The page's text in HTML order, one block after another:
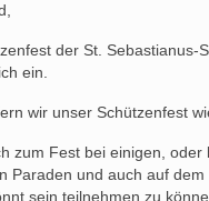
der St.
ein.
wir unser Schützenfest
zum Fest bei einigen,
Paraden und auch auf
sein teilnehmen zu